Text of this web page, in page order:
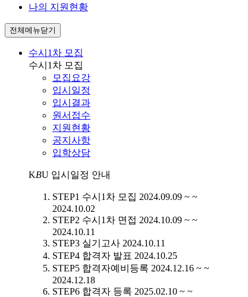
나의 지원현황
전체메뉴닫기
수시1차 모집
수시1차 모집
모집요강
입시일정
입시결과
원서접수
지원현황
공지사항
입학상담
KBU 입시일정 안내
STEP1 수시1차 모집 2024.09.09 ~ ~
2024.10.02
STEP2 수시1차 면접 2024.10.09 ~ ~
2024.10.11
STEP3 실기고사 2024.10.11
STEP4 합격자 발표 2024.10.25
STEP5 합격자예비등록 2024.12.16 ~ ~
2024.12.18
STEP6 합격자 등록 2025.02.10 ~ ~